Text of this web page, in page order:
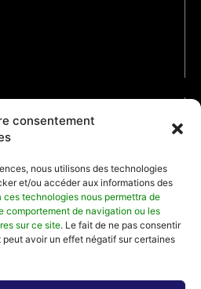
consentement
nous utilisons des technologies
et/ou accéder aux informations des
ces technologies nous permettra de
comportement de navigation ou les
sur ce site. Le fait de ne pas consentir
avoir un effet négatif sur certaines
Afrique